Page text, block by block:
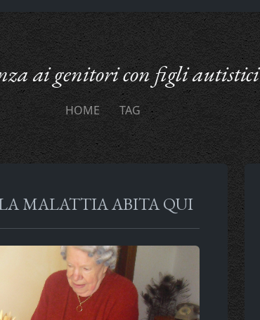
ai genitori con figli autistici
HOME TAG
MALATTIA ABITA QUI